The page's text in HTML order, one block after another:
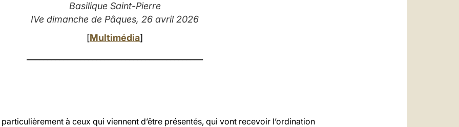
Basilique Saint-Pierre
IVe dimanche de Pâques, 26 avril 2026
[Multimédia]
à ceux qui viennent d’être présentés, qui vont recevoir l’ordination